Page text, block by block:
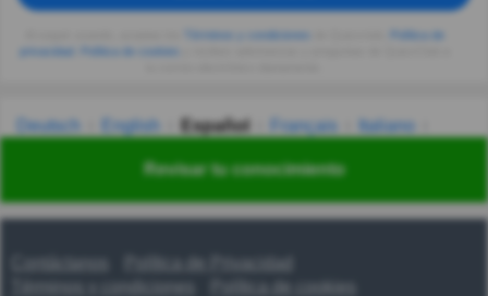
Revisar tu conocimiento
Deutsch English Español Français
Italiano
Українська हिन्दी 한국어 汉语